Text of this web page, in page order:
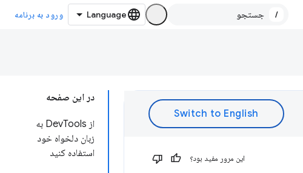
/ ورود به برنامه
در این صفحه
از DevTools به
زبان دلخواه خود
استفاده کنید
این مرور مفید بود؟